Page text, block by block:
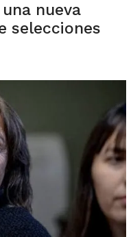
nueva
selecciones